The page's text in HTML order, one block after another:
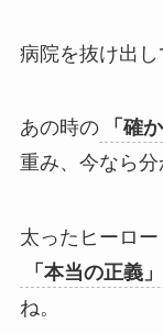
病院を抜け出し
あの時の 「確
重み、今なら分
太ったヒーロ
「本当の正義
ね。